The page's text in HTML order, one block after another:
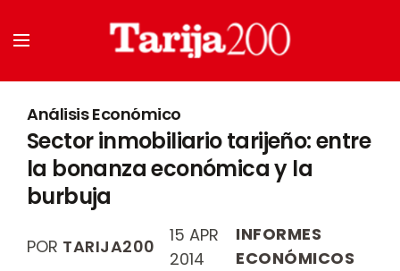
Análisis Económico
Sector inmobiliario tarijeño: entre
la bonanza económica y la
burbuja
POR TARIJA200
15 APR
2014
INFORMES
ECONÓMICOS